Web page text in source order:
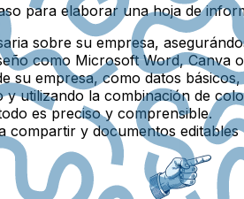
para elaborar una hoja de
sobre su empresa,
como Microsoft Word, Canva
su empresa, como datos
utilizando la combinación de
es preciso y comprensible.
compartir y documentos editables